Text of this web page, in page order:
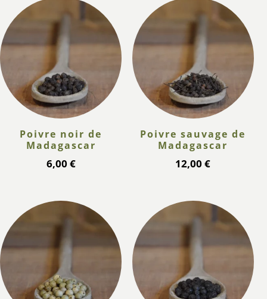
Poivre noir de
Madagascar
6,00 €
Poivre sauvage de
Madagascar
12,00€